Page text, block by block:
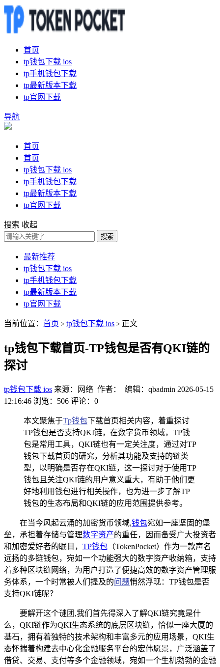
首页
tp钱包下载 ios
tp手机钱包下载
tp最新版本下载
tp官网下载
导航
首页
首页
tp钱包下载 ios
tp手机钱包下载
tp最新版本下载
tp官网下载
搜索 收起
搜索
最新推荐
tp钱包下载 ios
tp手机钱包下载
tp最新版本下载
tp官网下载
当前位置： 首页 > tp钱包下载 ios > 正文
tp钱包下载首页-TP钱包是否有QKI链的
探讨
tp钱包下载 ios 来源：网络 作者： 编辑：qbadmin 2026-05-15
12:16:46 浏览：506 评论：0
本文聚焦于Tp钱包下载首页相关内容，着重探讨
TP钱包是否支持QKI链，在数字货币领域，TP钱
包是常用工具，QKI链也有一定关注度，通过对TP
钱包下载首页的研究，分析其功能及支持的链类
型，以明确是否存在QKI链，这一探讨对于使用TP
钱包且关注QKI链的用户意义重大，有助于他们更
好地利用钱包进行相关操作，也为进一步了解TP
钱包的生态布局和QKI链的应用范围提供参考。
在当今风起云涌的加密货币领域,钱包宛如一座坚固的堡
垒，承担着存储与管理数字资产的重任，因而备受广大投资者
和加密爱好者的瞩目， TP钱包 （TokenPocket）作为一款声名
远扬的多链钱包，宛如一个功能强大的数字资产收纳箱，支持
着多种区块链网络，为用户打造了便捷高效的数字资产管理服
务体系，一个时常被人们提及的问题悄然浮现：TP钱包是否
支持QKI链呢？
要解开这个谜团,我们首先得深入了解QKI链究竟是什
么，QKI链作为QKI生态系统的底层区块链，恰似一座大厦的
基石，拥有着独特的技术架构和丰富多元的应用场景，QKI生
态怀揣着构建去中心化金融服务平台的宏伟愿景，广泛涵盖了
借贷、交易、支付等多个金融领域，宛如一个生机勃勃的金融